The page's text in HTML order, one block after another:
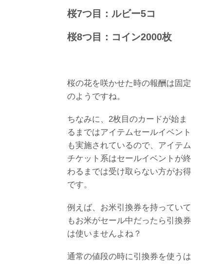
桜7つ目：ルビー5コ
桜8つ目：コイン2000枚
桜の花を咲かせた時の報酬は固定
のようですね。
ちなみに、2枚目のカードが始ま
るまではアイテムセールイベント
も実施されているので、アイテム
チケット系はセールイベントが終
わるまでは受け取らない方がお得
です。
例えば、お米引換券を持っていて
もお米がセール中だったら引換券
は使いませんよね？
通常の値段の時に引換券を使うは